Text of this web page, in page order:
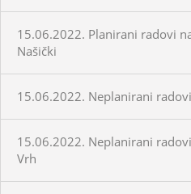
15.06.2022. Planirani radovi
Našički
15.06.2022. Neplanirani
15.06.2022. Neplanirani
Vrh